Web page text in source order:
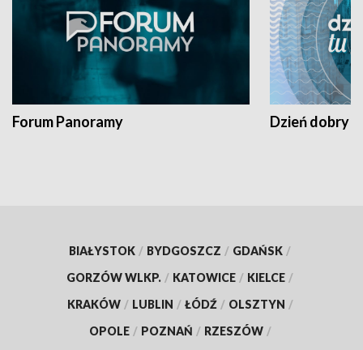
Forum Panoramy Dzień dobry
BIAŁYSTOK / BYDGOSZCZ / GDAŃSK /
GORZÓW WLKP. / KATOWICE / KIELCE /
KRAKÓW / LUBLIN / ŁÓDŹ / OLSZTYN /
OPOLE / POZNAŃ / RZESZÓW /